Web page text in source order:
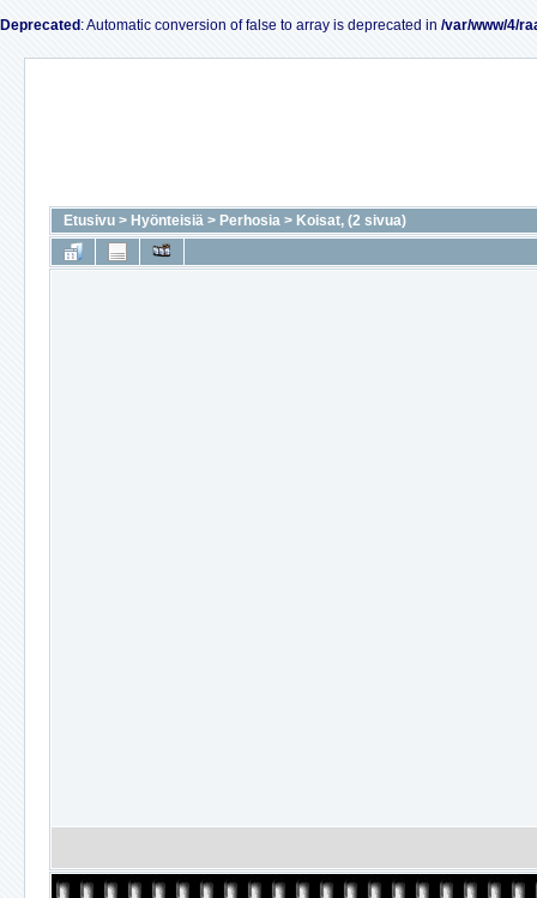
Deprecated : Automatic conversion of false to array is deprecated in /var/www/4/
Etusivu > Hyönteisiä > Perhosia > Koisat, (2 sivua)